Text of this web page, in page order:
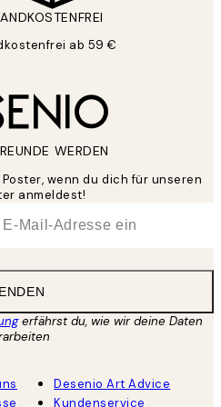
ab 59 €
WERDEN
wenn du dich für unseren
anmeldest!
erfährst du, wie wir deine Daten
Desenio Art Advice
Kundenservice